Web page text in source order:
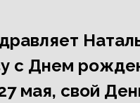
с Днем
мая, свой